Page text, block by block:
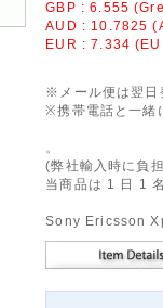
GBP : 6.555
AUD : 10.7825
EUR : 7.334
※メール便は翌日
※携帯電話と一緒
。
(弊社輸入時に負
当商品は 1 日 1
Sony Ericsson